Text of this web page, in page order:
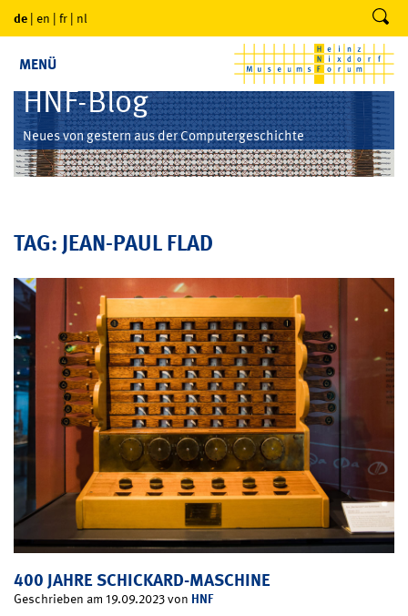
de | en | fr | nl
MENÜ
HNF-Blog
Neues von gestern aus der Computergeschichte
TAG: JEAN-PAUL FLAD
400 JAHRE SCHICKARD-MASCHINE
Geschrieben am 19.09.2023 von HNF